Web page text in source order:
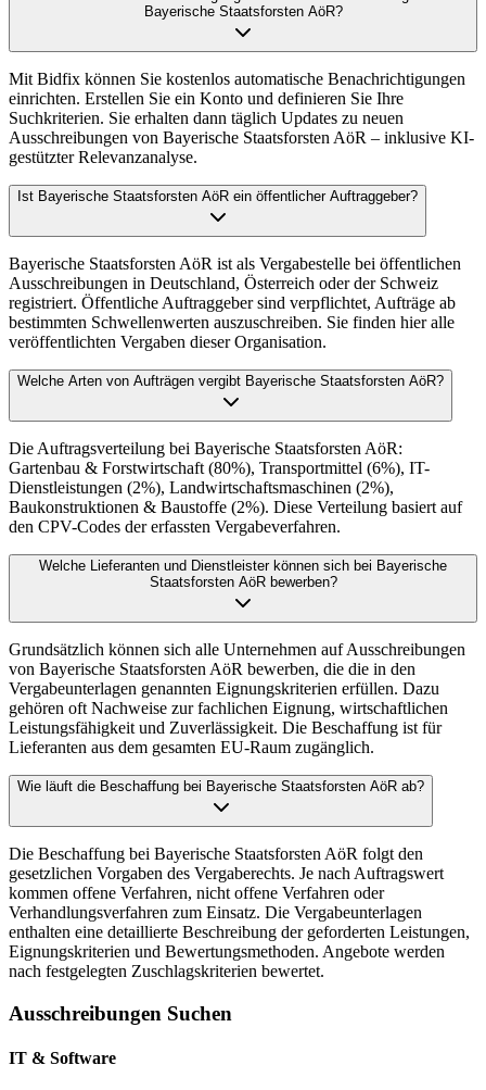
Bayerische Staatsforsten AöR?
Mit Bidfix können Sie kostenlos automatische Benachrichtigungen
einrichten. Erstellen Sie ein Konto und definieren Sie Ihre
Suchkriterien. Sie erhalten dann täglich Updates zu neuen
Ausschreibungen von Bayerische Staatsforsten AöR – inklusive KI-
gestützter Relevanzanalyse.
Ist Bayerische Staatsforsten AöR ein öffentlicher Auftraggeber?
Bayerische Staatsforsten AöR ist als Vergabestelle bei öffentlichen
Ausschreibungen in Deutschland, Österreich oder der Schweiz
registriert. Öffentliche Auftraggeber sind verpflichtet, Aufträge ab
bestimmten Schwellenwerten auszuschreiben. Sie finden hier alle
veröffentlichten Vergaben dieser Organisation.
Welche Arten von Aufträgen vergibt Bayerische Staatsforsten AöR?
Die Auftragsverteilung bei Bayerische Staatsforsten AöR:
Gartenbau & Forstwirtschaft (80%), Transportmittel (6%), IT-
Dienstleistungen (2%), Landwirtschaftsmaschinen (2%),
Baukonstruktionen & Baustoffe (2%). Diese Verteilung basiert auf
den CPV-Codes der erfassten Vergabeverfahren.
Welche Lieferanten und Dienstleister können sich bei Bayerische
Staatsforsten AöR bewerben?
Grundsätzlich können sich alle Unternehmen auf Ausschreibungen
von Bayerische Staatsforsten AöR bewerben, die die in den
Vergabeunterlagen genannten Eignungskriterien erfüllen. Dazu
gehören oft Nachweise zur fachlichen Eignung, wirtschaftlichen
Leistungsfähigkeit und Zuverlässigkeit. Die Beschaffung ist für
Lieferanten aus dem gesamten EU-Raum zugänglich.
Wie läuft die Beschaffung bei Bayerische Staatsforsten AöR ab?
Die Beschaffung bei Bayerische Staatsforsten AöR folgt den
gesetzlichen Vorgaben des Vergaberechts. Je nach Auftragswert
kommen offene Verfahren, nicht offene Verfahren oder
Verhandlungsverfahren zum Einsatz. Die Vergabeunterlagen
enthalten eine detaillierte Beschreibung der geforderten Leistungen,
Eignungskriterien und Bewertungsmethoden. Angebote werden
nach festgelegten Zuschlagskriterien bewertet.
Ausschreibungen Suchen
IT & Software